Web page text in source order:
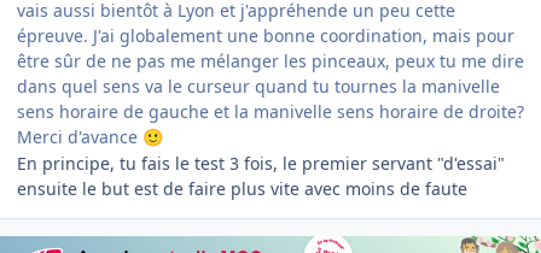
vais aussi bientôt à Lyon et j'appréhende un peu cette
épreuve. J'ai globalement une bonne coordination, mais pour
être sûr de ne pas me mélanger les pinceaux, peux tu me dire
dans quel sens va le curseur quand tu tournes la manivelle
sens horaire de gauche et la manivelle sens horaire de droite?
Merci d'avance 🙂
En principe, tu fais le test 3 fois, le premier servant "d'essai"
ensuite le but est de faire plus vite avec moins de faute